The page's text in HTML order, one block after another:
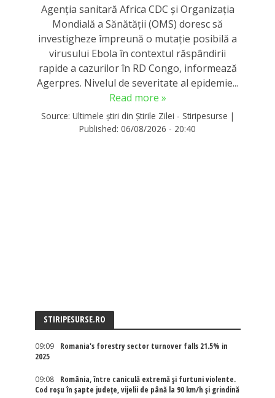
Agenţia sanitară Africa CDC şi Organizaţia
Mondială a Sănătăţii (OMS) doresc să
investigheze împreună o mutaţie posibilă a
virusului Ebola în contextul răspândirii
rapide a cazurilor în RD Congo, informează
Agerpres. Nivelul de severitate al epidemie...
Read more »
Source: Ultimele știri din Știrile Zilei - Stiripesurse |
Published: 06/08/2026 - 20:40
STIRIPESURSE.RO
09:09
Romania's forestry sector turnover falls 21.5% in
2025
09:08
România, între caniculă extremă și furtuni violente.
Cod roșu în șapte județe, vijelii de până la 90 km/h și grindină